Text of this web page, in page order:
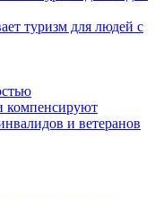
туризм для людей с
компенсируют
и ветеранов